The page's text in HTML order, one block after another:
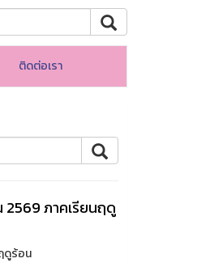
ติดต่อเรา
2569 ภาคเรียนฤดู
ดูร้อน